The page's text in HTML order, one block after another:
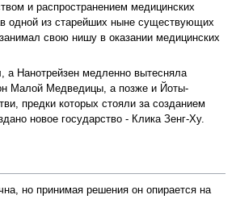
и распространением медицинских
одной из старейших ныне существующих
свою нишу в оказании медицинских
а Нанотрейзен медленно вытесняла
Малой Медведицы, а позже и Йоты-
предки которых стояли за созданием
новое государство - Клика Зенг-Ху.
но принимая решения он опирается на